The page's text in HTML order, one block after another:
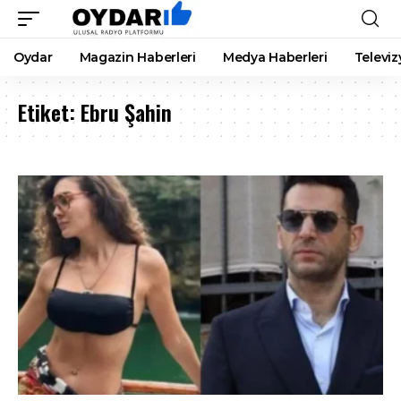
Oydar Magazin Haberleri Medya Haberleri
Etiket: Ebru Şahin